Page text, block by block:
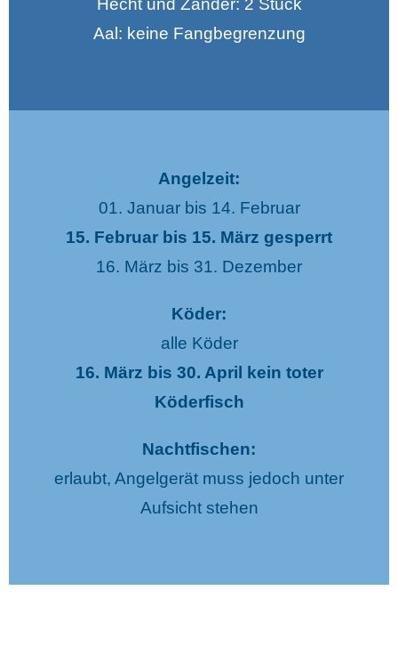
Hecht und Zander: 2 Stück
Aal: keine Fangbegrenzung
Angelzeit:
01. Januar bis 14. Februar
15. Februar bis 15. März gesperrt
16. März bis 31. Dezember
Köder:
alle Köder
16. März bis 30. April kein toter
Köderfisch
Nachtfischen:
erlaubt, Angelgerät muss jedoch unter
Aufsicht stehen